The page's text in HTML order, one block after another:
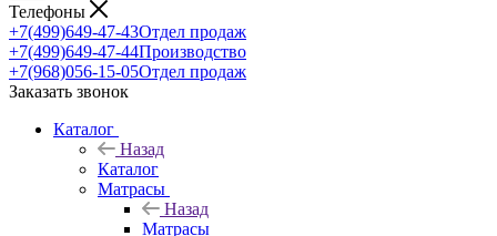
Телефоны
+7(499)649-47-43Отдел продаж
+7(499)649-47-44Производство
+7(968)056-15-05Отдел продаж
Заказать звонок
Каталог
Назад
Каталог
Матрасы
Назад
Матрасы